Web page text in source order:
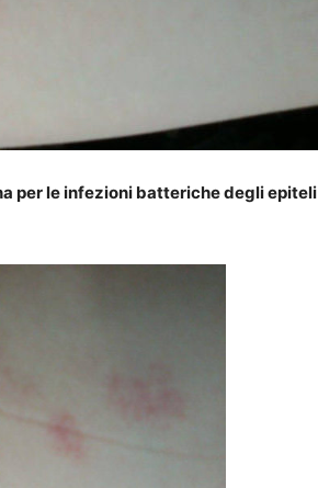
per le infezioni batteriche degli epiteli